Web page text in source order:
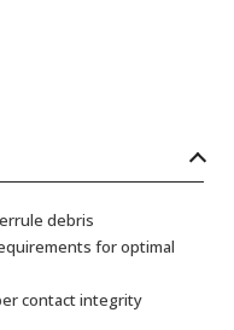
debris
for optimal
contact integrity